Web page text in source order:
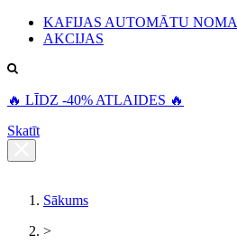
KAFIJAS AUTOMĀTU NOMA
AKCIJAS
🔥 LĪDZ -40% ATLAIDES 🔥
Skatīt
Sākums
>